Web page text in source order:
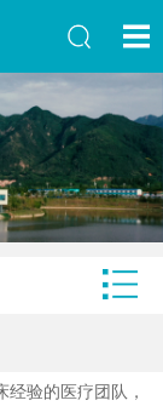
验的医疗团队，